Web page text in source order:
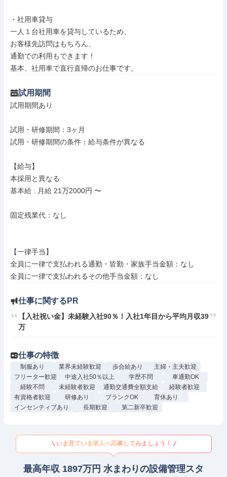
・社用車貸与
一人１台社用車を貸与しているため、
お客様先訪問はもちろん、
通勤での利用もできます！
基本、社用車で直行直帰のお仕事です。
試用期間
試用期間あり
試用・研修期間：3ヶ月
試用・研修期間の条件：給与条件が異なる
【給与】
本採用と異なる
基本給 : 月給 21万2000円 〜
固定残業代：なし
【一律手当】
全員に一律で支払われる通勤・皆勤・家族手当金額：なし
仕事に関するPR
【入社祝い金】未経験入社90％！入社1年目から平均月収39
万
仕事の特徴
制服あり 業界未経験歓迎 歩合給あり
主婦・主夫歓迎
フリーター歓迎
中途入社50％以上 学歴不問
車通勤OK
経験不問
未経験者歓迎 通勤交通費全額支給
経験者歓迎
有資格者歓迎
研修あり ブランクOK
育休あり
インセンティブあり
長期歓迎 第二新卒歓迎
いま見ている求人へ応募してみましょう！
最高年収 1897万円 水まわりの設備管理スタ